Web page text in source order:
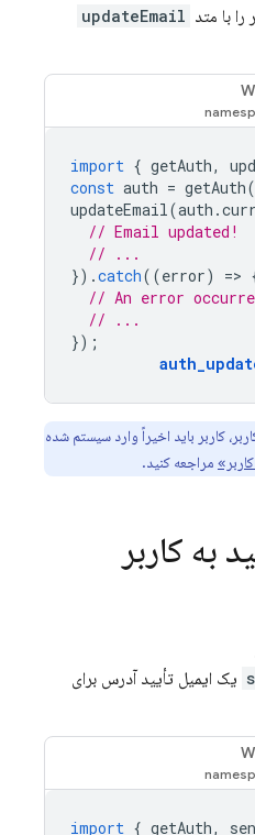
با متد updateEmail
import { getAuth,
const auth = getAuth
updateEmail(auth .
// Email updated!
// ...
}).catch((error) =>
// An error
// ...
});
کاربر باید اخیراً وارد سیستم شده
مراجعه کنید.
به کاربر
یک ایمیل تأیید آدرس برای
import { getAuth,